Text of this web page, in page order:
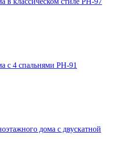
с 4 спальнями PH-91
дома с двускатной